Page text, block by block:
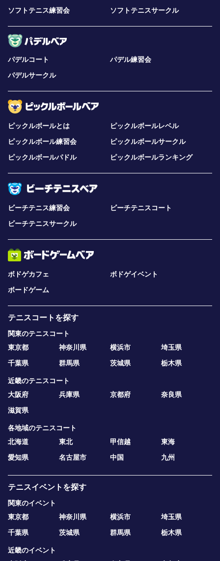
ソフトテニス練習会 ソフトテニスサークル
パデルコート
パデル練習会
パデルサークル
ピックルボールとは
ピックルボールレベル
ピックルボール練習会
ピックルボールサークル
ピックルボールパドル
ピックルボールランキング
ビーチテニス練習会
ビーチテニスコート
ビーチテニスサークル
ボドゲカフェ
ボドゲイベント
ボードゲーム
テニスコートを探す
関東のテニスコート
東京都
神奈川県 横浜市
埼玉県
千葉県
群馬県 茨城県 栃木県
近畿のテニスコート
大阪府
兵庫県 京都府
奈良県
滋賀県
各地域のテニスコート
北海道
東北 甲信越
東海
愛知県
名古屋市 中国 九州
テニスイベントを探す
関東のイベント
東京都
神奈川県 横浜市
埼玉県
千葉県
茨城県 群馬県 栃木県
近畿のイベント